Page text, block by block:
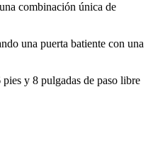
combinación única de
una puerta batiente con una
y 8 pulgadas de paso libre